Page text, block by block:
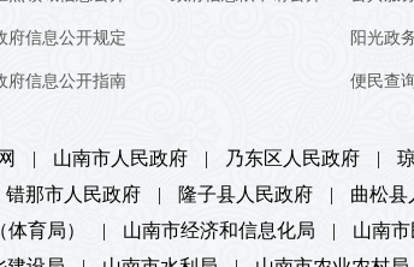
府信息公开规定
府信息公开指南
阳光政
便民查
| 山南市人民政府 | 乃东区人民政府 |
错那市人民政府 | 隆子县人民政府 | 曲松县
育局） | 山南市经济和信息化局 | 山南